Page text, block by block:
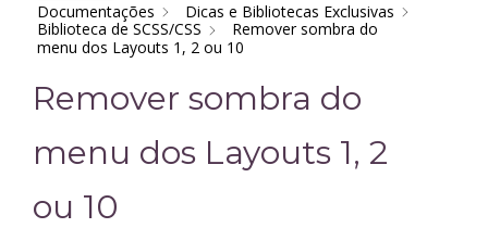
Documentações
Dicas e Bibliotecas Exclusivas
Biblioteca de SCSS/CSS
Remover sombra do
menu dos Layouts 1, 2 ou 10
Remover sombra do
menu dos Layouts 1, 2
ou 10